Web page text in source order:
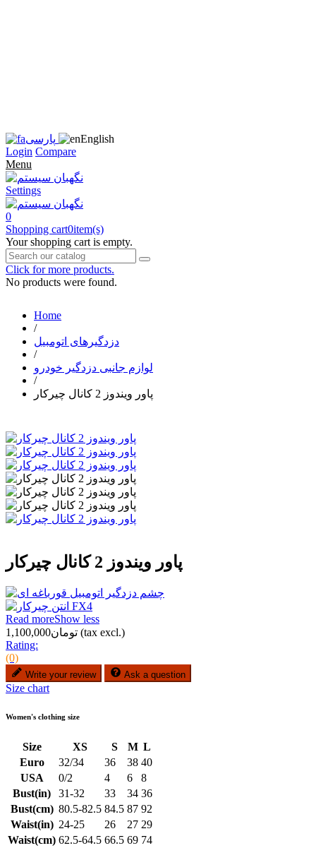
پارسی
English
Login Compare
Menu
Settings
0
Shopping cart0item(s)
Your shopping cart is empty.
Click for more products.
No products were found.
Home
/
دزدگیرهای اتومبیل
/
لوازم جانبی دزدگیر خودرو
/
پاور ویندوز 2 کانال چیرکار
پاور ویندوز 2 کانال چیرکار
Read moreShow less
تومان1,100,000 (tax excl.)
Rating:
(0)
Write your review Ask a question
Size chart
Women's clothing size
Size XS S M L
Euro
32/34 36 38 40
USA
0/2 4 6
8
Bust(in)
31-32 33 34 36
Bust(cm) 80.5-82.5 84.5 87 92
Waist(in) 24-25 26 27 29
Waist(cm) 62.5-64.5 66.5 69 74